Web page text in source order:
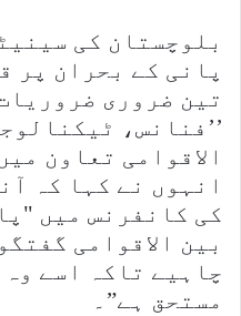
بلوچستان کی
پانی کے بحران پر
تین ضروری
’’فنانس،
الاقوامی تعاون
انہوں نے کہا کہ
کی کانفرنس میں
بین الاقوامی
چاہیے تاکہ اسے
مستحق ہے”۔